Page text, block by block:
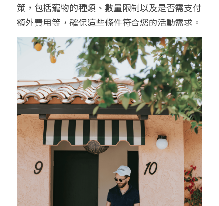
策，包括寵物的種類、數量限制以及是否需支付
額外費用等，確保這些條件符合您的活動需求。